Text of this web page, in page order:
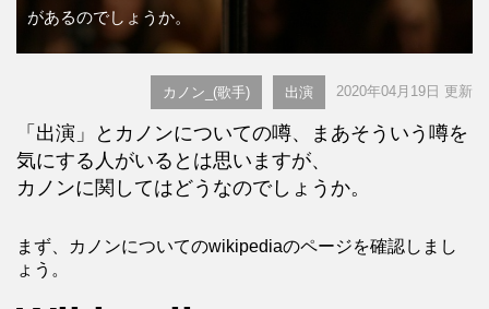
があるのでしょうか。
カノン_(歌手) 出演 2020年04月19日 更新
「出演」とカノンについての噂、まあそういう噂を
気にする人がいるとは思いますが、
カノンに関してはどうなのでしょうか。
まず、カノンについてのwikipediaのページを確認しまし
ょう。